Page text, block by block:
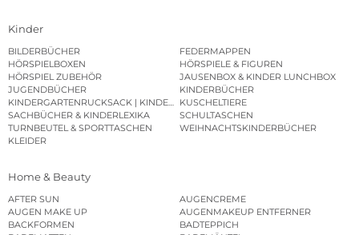
Kinder
BILDERBÜCHER
FEDERMAPPEN
HÖRSPIELBOXEN
HÖRSPIELE & FIGUREN
HÖRSPIEL ZUBEHÖR
JAUSENBOX & KINDER LUNCHBOX
JUGENDBÜCHER
KINDERBÜCHER
KINDERGARTENRUCKSACK | KINDERGARTENBEUTEL
KUSCHELTIERE
SACHBÜCHER & KINDERLEXIKA
SCHULTASCHEN
TURNBEUTEL & SPORTTASCHEN
WEIHNACHTSKINDERBÜCHER
KLEIDER
Home & Beauty
AFTER SUN
AUGENCREME
AUGEN MAKE UP
AUGENMAKEUP ENTFERNER
BACKFORMEN
BADTEPPICH